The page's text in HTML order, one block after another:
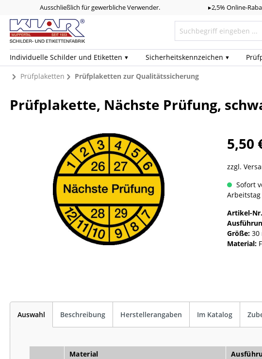
Ausschließlich für gewerbliche Verwender. ▸2,5% Online-
Individuelle Schilder und Etiketten Sicherheits­kennzeichen
Prüfplaketten Prüfplaketten zur Qualitätssicherung
Prüfplakette, Nächste Prüfung,
5,50
zzgl.
Sofort
Arbeitstag
Artikel-
Größe: 30
Material:
Auswahl Beschreibung Herstellerangaben Im Katalog
Material